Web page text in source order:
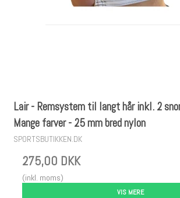
Lair - Remsystem til langt hår inkl. 2
Mange farver - 25 mm bred nylon
SPORTSBUTIKKEN.DK
275,00 DKK
(inkl. moms)
VIS MERE